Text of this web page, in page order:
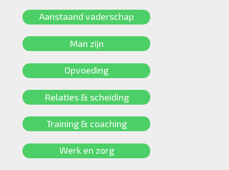
Aanstaand vaderschap
Man zijn
Opvoeding
Relaties & scheiding
Training & coaching
Werk en zorg